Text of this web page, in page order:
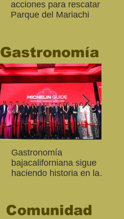
"Función Velorio" llegará
al Teatro Universitario
como cierre del Taller de
acciones para rescatar el
Parque del Mariachi
Comunidad
Gastronomía
bajacaliforniana sigue
haciendo historia en la
Gastronomía